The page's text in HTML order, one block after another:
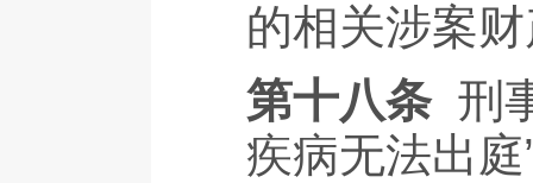
的相关涉案
第十八条 刑
疾病无法出